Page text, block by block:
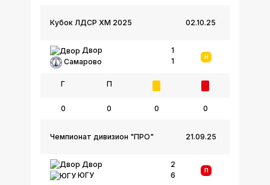
02.10.25
Кубок ЛДСР ХМ 2025
Двор
Самарово
1
1
Н
Г П
0 0 0 0
21.09.25
Чемпионат дивизион "ПРО"
Двор
ЮГУ
2
6
П